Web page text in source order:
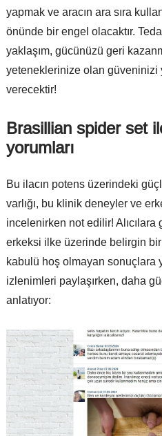
yapmak ve aracın ara sıra
önünde bir engel olacaktır.
yaklaşım, gücünüzü geri
yeteneklerinize olan güveninizi
verecektir!
Brasillian spider set
yorumları
Bu ilacın potens üzerindeki
varlığı, bu klinik deneyler ve
incelenirken not edilir!
erkeksi ilke üzerinde belirgin
kabulü hoş olmayan sonuçlara
izlenimleri paylaşırken, daha
anlatıyor: